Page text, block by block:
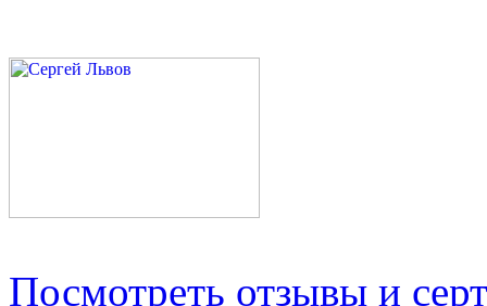
Посмотреть отзывы и